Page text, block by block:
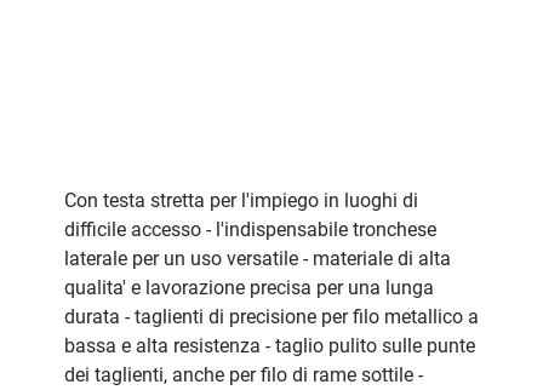
Con testa stretta per l'impiego in luoghi di
difficile accesso - l'indispensabile tronchese
laterale per un uso versatile - materiale di alta
qualita' e lavorazione precisa per una lunga
durata - taglienti di precisione per filo metallico a
bassa e alta resistenza - taglio pulito sulle punte
dei taglienti, anche per filo di rame sottile -